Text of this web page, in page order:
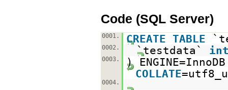
Code (SQL Server)
0001. CREATE TABLE
0002. `testdata`
0003.
)
COLLATE
0004.